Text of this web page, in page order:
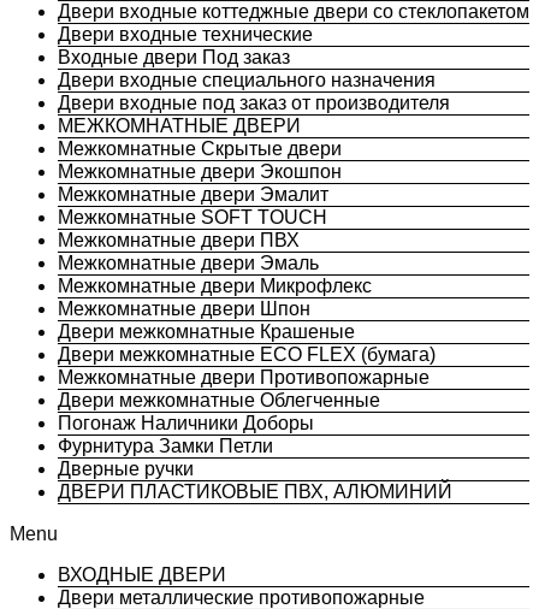
Двери входные коттеджные двери со стеклопакетом
Двери входные технические
Входные двери Под заказ
Двери входные специального назначения
Двери входные под заказ от производителя
МЕЖКОМНАТНЫЕ ДВЕРИ
Межкомнатные Скрытые двери
Межкомнатные двери Экошпон
Межкомнатные двери Эмалит
Межкомнатные SOFT TOUCH
Межкомнатные двери ПВХ
Межкомнатные двери Эмаль
Межкомнатные двери Микрофлекс
Межкомнатные двери Шпон
Двери межкомнатные Крашеные
Двери межкомнатные ECO FLEX (бумага)
Межкомнатные двери Противопожарные
Двери межкомнатные Облегченные
Погонаж Наличники Доборы
Фурнитура Замки Петли
Дверные ручки
ДВЕРИ ПЛАСТИКОВЫЕ ПВХ, АЛЮМИНИЙ
Menu
ВХОДНЫЕ ДВЕРИ
Двери металлические противопожарные